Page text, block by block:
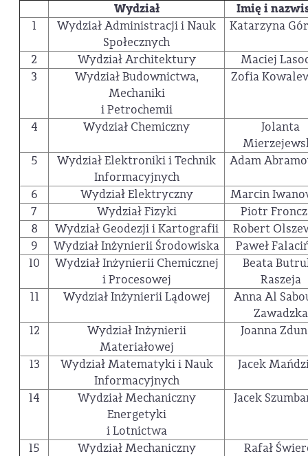
Wydział
Imię i
1
Wydział Administracji i Nauk
Społecznych
Katarzyna
2 Wydział Architektury
Maciej
3
Wydział Budownictwa,
Mechaniki
i Petrochemii
Zofia
4 Wydział Chemiczny
Jolanta
5
Wydział Elektroniki i Technik
Informacyjnych
Adam
6 Wydział Elektryczny
Marcin
7
Wydział Fizyki
Piotr
8
Wydział Geodezji i Kartografii
Robert
9
Wydział Inżynierii Środowiska
Paweł
10
Wydział Inżynierii Chemicznej
i Procesowej
Beata
Raszeja
11
Wydział Inżynierii Lądowej
Anna Al
Zawadzka
12
Wydział Inżynierii
Materiałowej
Joanna
13
Wydział Matematyki i Nauk
Informacyjnych
Jacek
14
Wydział Mechaniczny
Energetyki
i Lotnictwa
Jacek
15 Wydział Mechaniczny Rafał